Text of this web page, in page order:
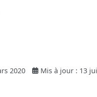
2020 Mis à jour : 13